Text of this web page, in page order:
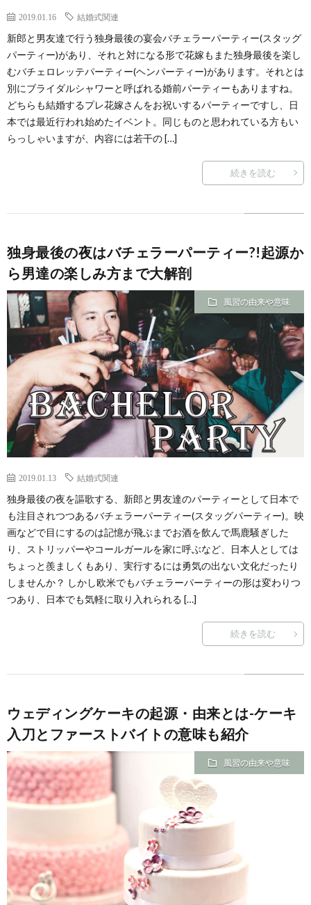
2019.01.16 結婚式関連
新郎と男友達で行う独身最後の宴会バチェラーパーティー(スタッグ
パーティー)があり、それと対になる形で花嫁もまた独身最後を楽し
むバチェロレッテパーティー(ヘンパーティー)があります。それとは
別にブライダルシャワーと呼ばれる婚前パーティーもありますね。
どちらも結婚するプレ花嫁さんをお祝いするパーティーですし、日
本では最近行われ始めたイベント。同じものと思われている方もい
らっしゃいますが、内容には若干の […]
続きを読む
独身最後の夜はバチェラーパーティー?!起源か
ら男達の楽しみ方まで大解剖
風習の由来や意味
2019.01.13 結婚式関連
独身最後の夜を謳歌する、新郎と男友達のパーティーとして日本で
も注目されつつあるバチェラーパーティー(スタッグパーティー)。映
画などで目にするのは記憶が飛ぶまでお酒を飲んで馬鹿騒ぎした
り、ストリッパーやコールガールを家に呼ぶなど、日本人としては
ちょっと羨ましくもあり、実行するには勇気の出ない文化だったり
しませんか？ しかし欧米でもバチェラーパーティーの形は変わりつ
つあり、日本でも気軽に取り入れられる […]
続きを読む
ウェディングケーキの起源・由来とは-ケーキ
入刀とファーストバイトの意味も紹介
風習の由来や意味